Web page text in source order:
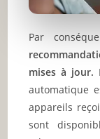
Par
mises à jour.
automatique
appareils
sont